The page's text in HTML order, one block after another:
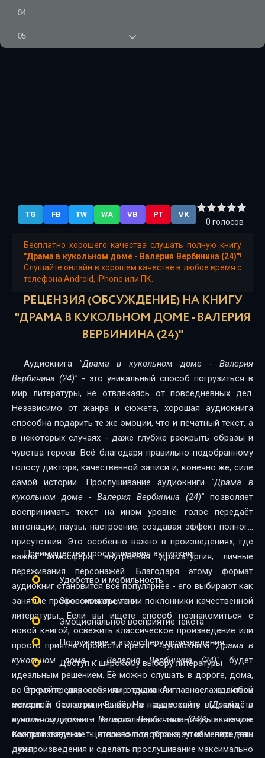
04
05
13
14
15
17
19
20
21
23
TG FB TW WA VB PT VK
0 голосов
Бесплатно хорошего качества слушать полную книгу
"Драма в кукольном доме - Валерия Вербинина (24)"!
Слушайте онлайн в хорошем качестве в любое время с
телефона Android, iPhone или ПК.
РЕЦЕНЗИЯ (ОБСУЖДЕНИЕ) НА КНИГУ
"ДРАМА В КУКОЛЬНОМ ДОМЕ - ВАЛЕРИЯ
ВЕРБИНИНА (24)"
Аудиокнига "Драма в кукольном доме - Валерия
Вербинина (24)" - это уникальный способ погрузиться в
мир литературы, не отвлекаясь от повседневных дел.
Независимо от жанра и сюжета, хорошая аудиокнига
способна подарить те же эмоции, что и печатный текст, а
в некоторых случаях - даже глубже раскрыть образы и
чувства героев. Всё благодаря правильно подобранному
голосу диктора, качественной записи и, конечно же, силе
самой истории. Прослушивание аудиокниги "Драма в
кукольном доме - Валерия Вербинина (24)" позволяет
воспринимать текст на ином уровне: голос передаёт
интонации, паузы, настроение, создавая эффект полного
присутствия. Это особенно важно в произведениях, где
важна атмосфера, внутренняя драматургия, личные
переживания персонажей. Благодаря этому формат
аудиокниг становится всё популярнее - его выбирают как
занятые профессионалы, так и поклонники качественной
литературы. Если вы ищете способ познакомиться с
новой книгой, освежить классическое произведение или
просто приятно провести время - аудиокнига"Драма в
кукольном доме - Валерия Вербинина (24)"будет
идеальным решением. Её можно слушать в дороге, дома,
во время тренировок или отдыха. А главное - в любой
момент и без ограничений. На нашем сайте вы найдёте
лучшие аудиокниги в исполнении талантливых чтецов.
Каждая озвучка тщательно подобрана, чтобы передать
дух произведения и сделать прослушивание максимально
Преимущества прослушивания аудиокниг:
Удобство и мобильность
Экономия времени
Эмоциональное восприятие текста
Погружение в атмосферу произведения
Доступ к широкому выбору литературы
Откройте для себя мир аудиокниг - наслаждайтесь
историей голосом. Выберите аудиокнигу"Драма в
кукольном доме - Валерия Вербинина (24)", включите
воспроизведение - и позвольте рассказу изменить ваш
день.